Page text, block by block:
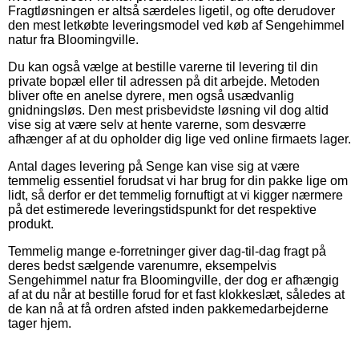
Fragtløsningen er altså særdeles ligetil, og ofte derudover
den mest letkøbte leveringsmodel ved køb af Sengehimmel
natur fra Bloomingville.
Du kan også vælge at bestille varerne til levering til din
private bopæl eller til adressen på dit arbejde. Metoden
bliver ofte en anelse dyrere, men også usædvanlig
gnidningsløs. Den mest prisbevidste løsning vil dog altid
vise sig at være selv at hente varerne, som desværre
afhænger af at du opholder dig lige ved online firmaets lager.
Antal dages levering på Senge kan vise sig at være
temmelig essentiel forudsat vi har brug for din pakke lige om
lidt, så derfor er det temmelig fornuftigt at vi kigger nærmere
på det estimerede leveringstidspunkt for det respektive
produkt.
Temmelig mange e-forretninger giver dag-til-dag fragt på
deres bedst sælgende varenumre, eksempelvis
Sengehimmel natur fra Bloomingville, der dog er afhængig
af at du når at bestille forud for et fast klokkeslæt, således at
de kan nå at få ordren afsted inden pakkemedarbejderne
tager hjem.